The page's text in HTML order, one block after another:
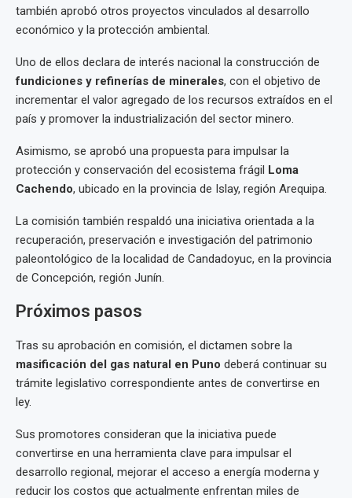
también aprobó otros proyectos vinculados al desarrollo
económico y la protección ambiental.
Uno de ellos declara de interés nacional la construcción de
fundiciones y refinerías de minerales, con el objetivo de
incrementar el valor agregado de los recursos extraídos en el
país y promover la industrialización del sector minero.
Asimismo, se aprobó una propuesta para impulsar la
protección y conservación del ecosistema frágil
Loma
Cachendo, ubicado en la provincia de Islay, región Arequipa.
La comisión también respaldó una iniciativa orientada a la
recuperación, preservación e investigación del patrimonio
paleontológico de la localidad de Candadoyuc, en la provincia
de Concepción, región Junín.
Próximos pasos
Tras su aprobación en comisión, el dictamen sobre la
masificación del gas natural en Puno deberá continuar su
trámite legislativo correspondiente antes de convertirse en
ley.
Sus promotores consideran que la iniciativa puede
convertirse en una herramienta clave para impulsar el
desarrollo regional, mejorar el acceso a energía moderna y
reducir los costos que actualmente enfrentan miles de